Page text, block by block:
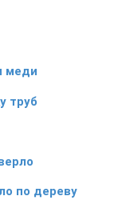
меди
труб
по дереву